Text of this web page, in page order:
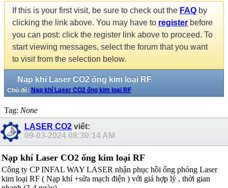
If this is your first visit, be sure to check out the FAQ by
clicking the link above. You may have to register before
you can post: click the register link above to proceed. To
start viewing messages, select the forum that you want
to visit from the selection below.
Nạp khí Laser CO2 ống kim loại RF
Chủ đề: Nạp khí Laser CO2 ống kim loại RF
Tag: None
LASER CO2 viết:
09-03-2024 08:30:14 AM
Nạp khí Laser CO2 ống kim loại RF
Công ty CP INFAL WAY LASER nhận phục hồi ống phóng Laser
kim loại RF ( Nạp khí +sửa mạch điện ) với giá hợp lý , thời gian